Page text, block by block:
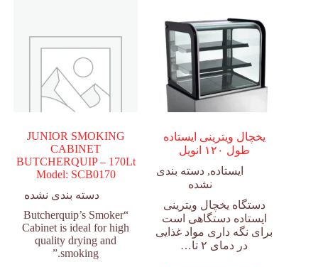
یخچال ویترینی ایستاده
طول ۱۲۰ انویل
ایستاده, دسته بندی
نشده
دستگاه یخچال ویترینی
ایستاده دستگاهی است
برای نگه داری مواد غذایی
در دمای ۲ تا…
JUNIOR SMOKING
CABINET
BUTCHERQUIP – 170Lt
Model: SCB0170
دسته بندی نشده
“Butcherquip’s Smoker
Cabinet is ideal for high
quality drying and
smoking.”